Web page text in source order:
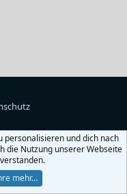
personalisieren und dich nach
die Nutzung unserer Webseite
mehr…